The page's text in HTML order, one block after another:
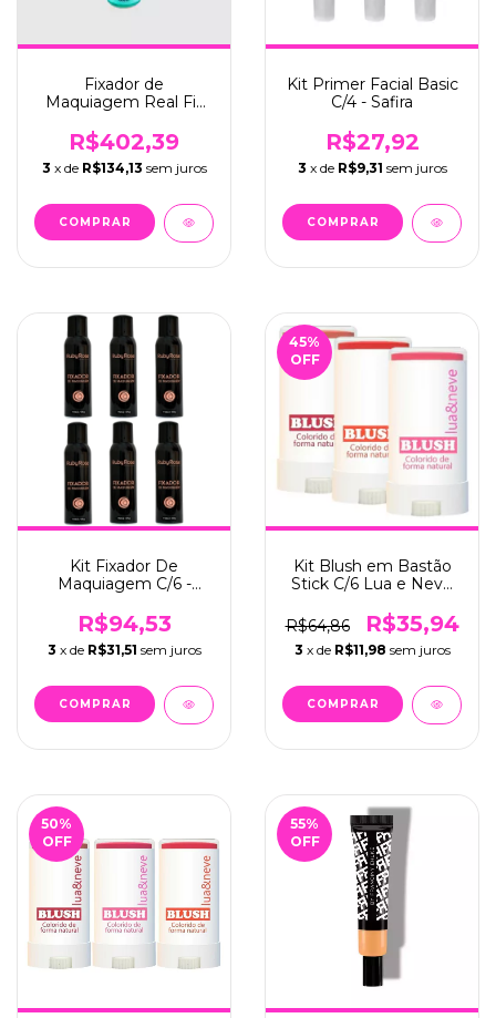
Fixador de
Maquiagem Real Fix
R$402,39
3 x de R$134,13 sem juros
Kit Primer Facial Basic
C/4 - Safira
R$27,92
3 x de R$9,31 sem juros
Kit Fixador De
Maquiagem C/6 -
R$94,53
3 x de R$31,51 sem juros
45%
OFF
Kit Blush em Bastão
Stick C/6 Lua e Neve
R$64,86
R$35,94
3 x de R$11,98 sem juros
50%
OFF
55%
OFF